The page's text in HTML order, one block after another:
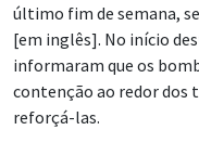
último fim de semana,
[em inglês]. No início
informaram que os
contenção ao redor dos
reforçá-las.